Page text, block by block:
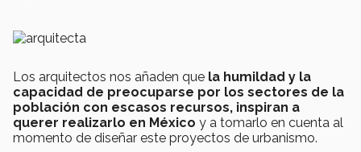
Los arquitectos nos añaden que la humildad y la
capacidad de preocuparse por los sectores de la
población con escasos recursos, inspiran a
querer realizarlo en México y a tomarlo en cuenta al
momento de diseñar este proyectos de urbanismo.